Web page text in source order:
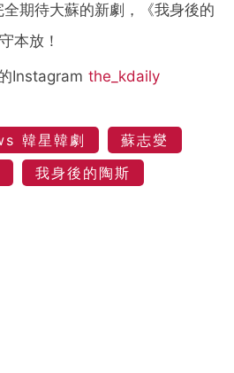
期待大蘇的新劇，《我身後的
本放！
Instagram the_kdaily
韓星韓劇
蘇志燮
我身後的陶斯